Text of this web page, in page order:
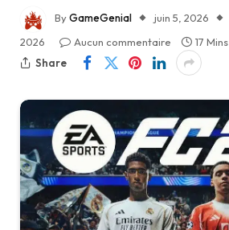
ByGameGenial juin 5, 2026
2026
Aucun commentaire
17
Share